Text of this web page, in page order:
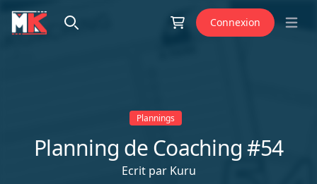
Aller au contenu
Connexion Open
Plannings
Planning de Coaching #54
Ecrit par Kuru